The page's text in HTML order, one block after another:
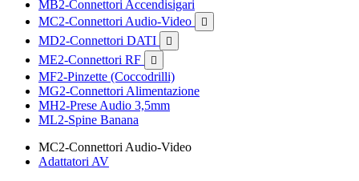
MB2-Connettori Accendisigari
MC2-Connettori Audio-Video

MD2-Connettori DATI 
ME2-Connettori RF 
MF2-Pinzette (Coccodrilli)
MG2-Connettori Alimentazione
MH2-Prese Audio 3,5mm
ML2-Spine Banana
MC2-Connettori Audio-Video
Adattatori AV